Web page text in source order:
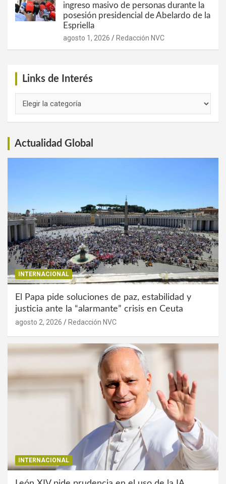
ingreso masivo de personas durante la
posesión presidencial de Abelardo de la
Espriella
agosto 1, 2026 Redacción NVC
Links de Interés
Actualidad Global
INTERNACIONAL
El Papa pide soluciones de paz, estabilidad y
justicia ante la “alarmante” crisis en Ceuta
agosto 2, 2026 Redacción NVC
INTERNACIONAL